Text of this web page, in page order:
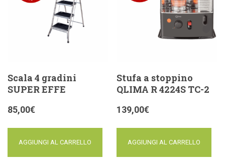
Scala 4 gradini
SUPER EFFE
85,00€
AGGIUNGI AL CARRELLO
Stufa a stoppino
QLIMA R 4224S TC-2
139,00€
AGGIUNGI AL CARRELLO